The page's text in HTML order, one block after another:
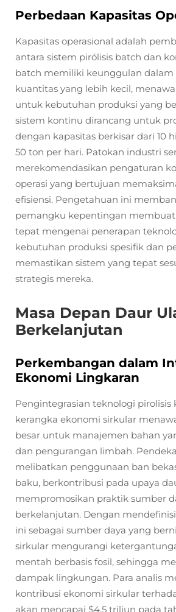
Perbedaan Kapasitas
Kapasitas operasional adalah
antara sistem pirólisis batch dan
batch memiliki keunggulan dalam
kuantitas yang lebih kecil,
untuk kebutuhan produksi yang
sistem kontinu dirancang untuk
dengan kapasitas berkisar dari 10
50 ton per hari. Patokan industri
merekomendasikan pengaturan
operasi yang bertujuan
efisiensi. Pengetahuan ini
pemangku kepentingan
tepat mengenai penerapan
kebutuhan produksi spesifik dan
memastikan sistem yang tepat
strategis mereka.
Masa Depan Daur
Berkelanjutan
Perkembangan dalam
Ekonomi Lingkaran
Pengintegrasian teknologi pirolisis
kerangka ekonomi sirkular
besar untuk manajemen bahan
dan pengurangan limbah.
melibatkan penggunaan ban
baku, berkontribusi pada upaya
mempromosikan praktik sumber
berkelanjutan. Dengan
ini sebagai sumber daya yang
sirkular mengurangi
mentah berbasis fosil, sehingga
dampak lingkungan. Para analis
kontribusi ekonomi sirkular
akan mencapai $4,5 triliun pada